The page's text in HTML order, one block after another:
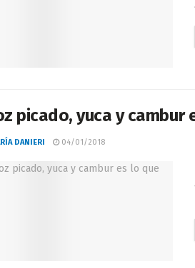
picado, yuca y cambur
DANIERI 04/01/2018